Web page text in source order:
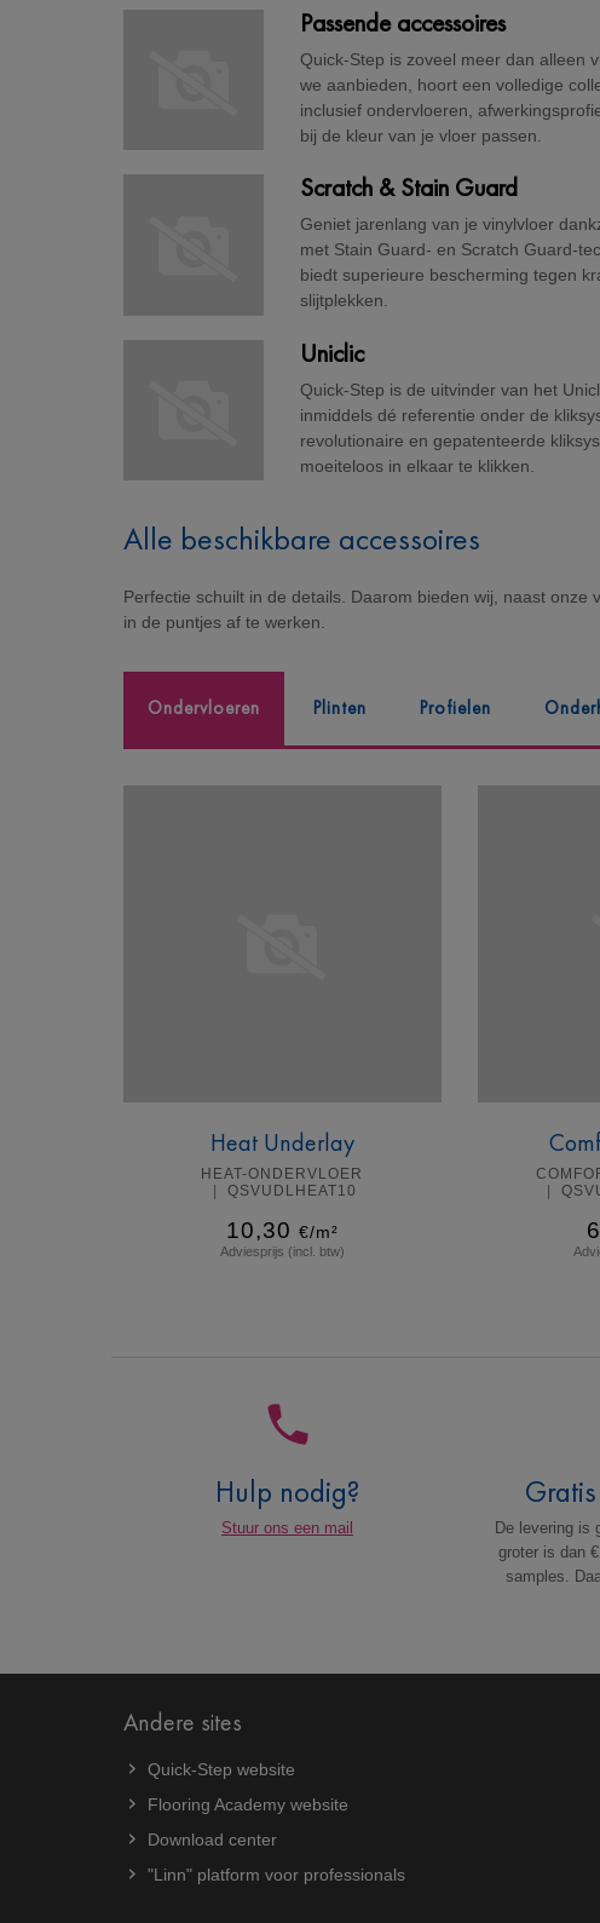
Passende accessoires
Quick-Step is zoveel meer dan alleen
we aanbieden, hoort een volledige
inclusief ondervloeren,
bij de kleur van je vloer passen.
Scratch & Stain Guard
Geniet jarenlang van je vinylvloer
met Stain Guard- en Scratch Guard-
biedt superieure bescherming tegen
slijtplekken.
Uniclic
Quick-Step is de uitvinder van het
inmiddels dé referentie onder de
revolutionaire en gepatenteerde
moeiteloos in elkaar te klikken.
Alle beschikbare accessoires
Perfectie schuilt in de details. Daarom bieden wij, naast
in de puntjes af te werken.
Ondervloeren Plinten Profielen
Heat Underlay
HEAT-ONDERVLOER
QSVUDLHEAT10
10,30 €/m²
Adviesprijs (incl. btw)
Hulp nodig?
Stuur ons een mail
De levering is
groter is dan
samples.
Andere sites
Quick-Step website
Flooring Academy website
Download center
"Linn" platform voor professionals